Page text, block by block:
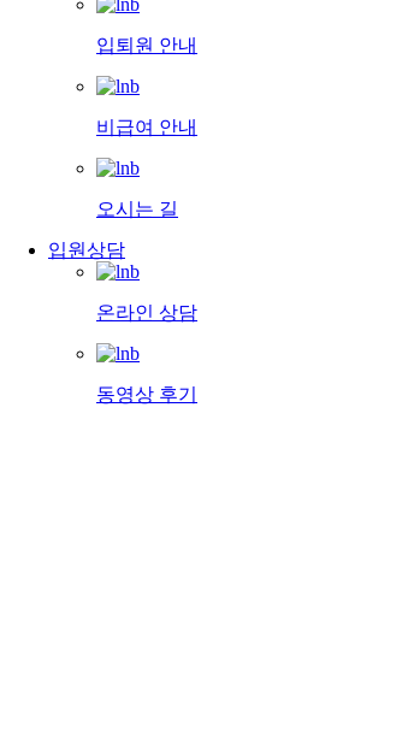
입퇴원 안내
비급여 안내
오시는 길
입원상담
온라인 상담
동영상 후기